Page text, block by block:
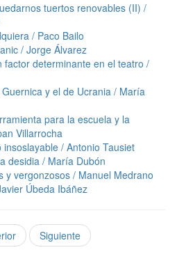
tuertos renovables (II) /
/ Paco Bailo
/ Jorge Álvarez
factor determinante en el teatro /
y el de Ucrania / María
para la escuela y la
Villarrocha
/ Antonio Tausiet
desidia / María Dubón
y vergonzosos / Manuel Medrano
Úbeda Ibáñez
Siguiente